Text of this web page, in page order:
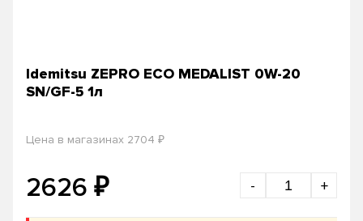
Idemitsu ZEPRO ECO MEDALIST 0W-20
SN/GF-5 1л
Цена в магазинах 2704 ₽
2626 ₽ - +